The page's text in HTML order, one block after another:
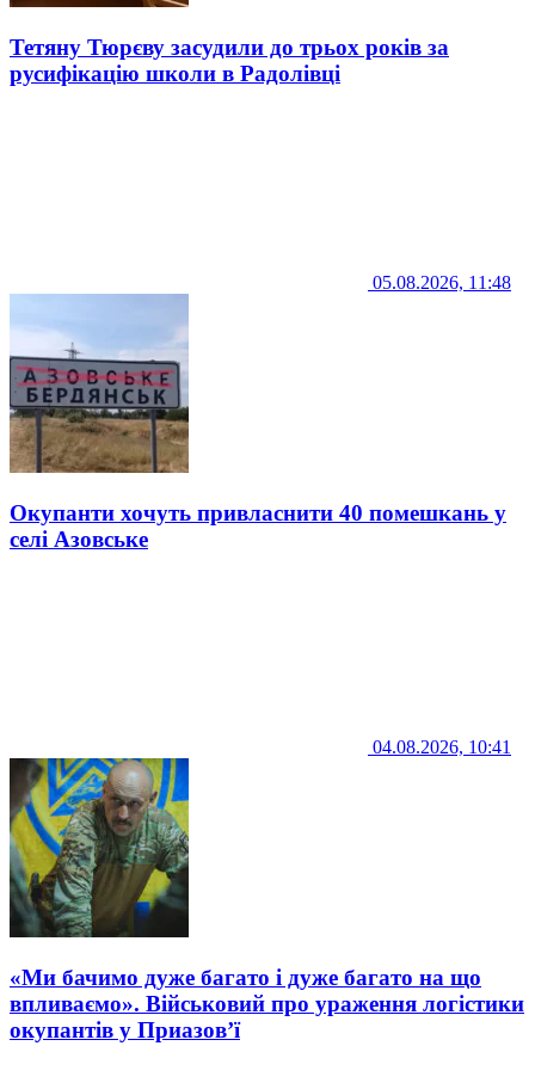
Тетяну Тюрєву засудили до трьох років за
русифікацію школи в Радолівці
05.08.2026, 11:48
Окупанти хочуть привласнити 40 помешкань у
селі Азовське
04.08.2026, 10:41
«Ми бачимо дуже багато і дуже багато на що
впливаємо». Військовий про ураження логістики
окупантів у Приазов’ї